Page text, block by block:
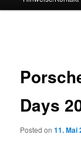
Days
Posted on11. Mai